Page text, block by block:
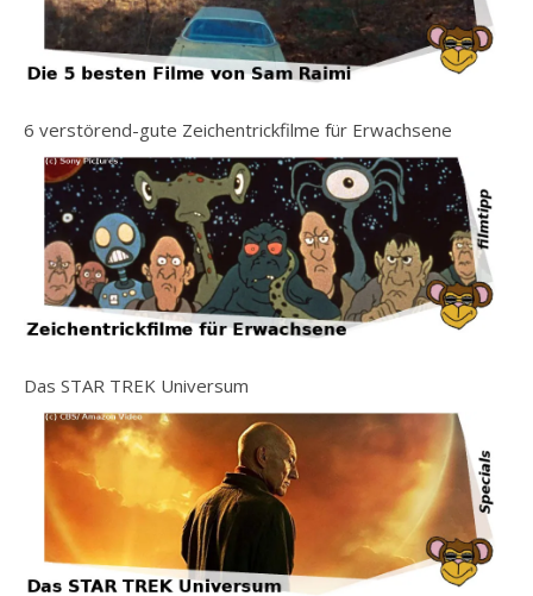
6 verstörend-gute Zeichentrickfilme für Erwachsene
Das STAR TREK Universum